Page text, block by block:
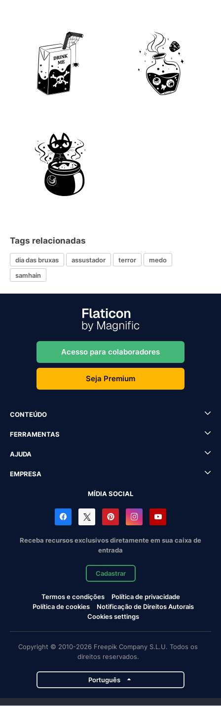
Tags relacionadas
dia das bruxas assustador terror
medo
samhain
Acesso para colaboradores
Seja Premium
CONTEÚDO
FERRAMENTAS
AJUDA
EMPRESA
MÍDIA SOCIAL
Receba recursos exclusivos diretamente em sua caixa de
entrada
Cadastrar
Termos e condições
Política de privacidade
Política de cookies
Notificação de Direitos Autorais
Cookies settings
Copyright © 2010-2026 Freepik Company S.L.U. Todos os
direitos reservados.
Português